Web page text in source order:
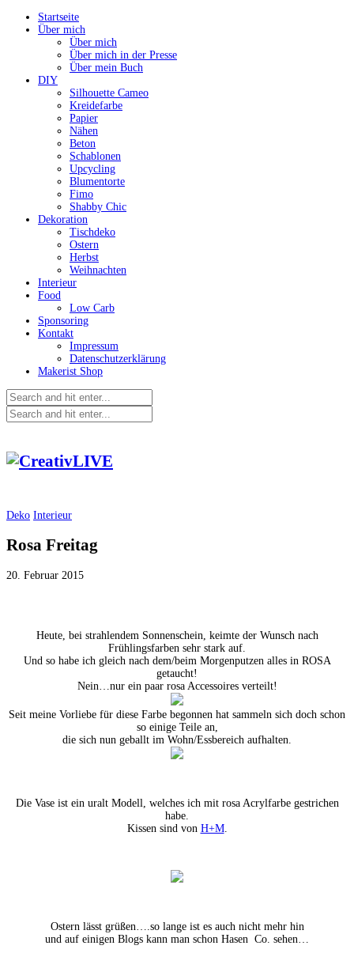
Startseite
Über mich
Über mich
Über mich in der Presse
Über mein Buch
DIY
Silhouette Cameo
Kreidefarbe
Papier
Nähen
Beton
Schablonen
Upcycling
Blumentorte
Fimo
Shabby Chic
Dekoration
Tischdeko
Ostern
Herbst
Weihnachten
Interieur
Food
Low Carb
Sponsoring
Kontakt
Impressum
Datenschutzerklärung
Makerist Shop
Deko Interieur
Rosa Freitag
20. Februar 2015
Heute, bei strahlendem Sonnenschein, keimte der Wunsch nach
Frühlingsfarben sehr stark auf.
Und so habe ich gleich nach dem/beim Morgenputzen alles in ROSA
getaucht!
Nein…nur ein paar rosa Accessoires verteilt!
Seit meine Vorliebe für diese Farbe begonnen hat sammeln sich doch schon
so einige Teile an,
die sich nun geballt im Wohn/Essbereich aufhalten.
Die Vase ist ein uralt Modell, welches ich mit rosa Acrylfarbe gestrichen
habe.
Kissen sind von H+M.
Ostern lässt grüßen….so lange ist es auch nicht mehr hin
und auf einigen Blogs kann man schon Hasen Co. sehen…